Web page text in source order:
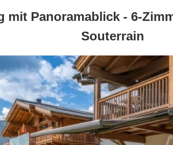
mit Panoramablick - 6-
Souterrain